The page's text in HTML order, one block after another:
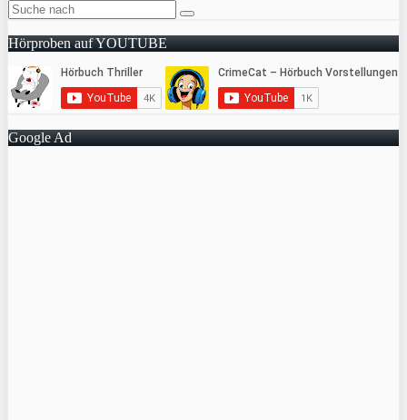
Hörproben auf YOUTUBE
Google Ad